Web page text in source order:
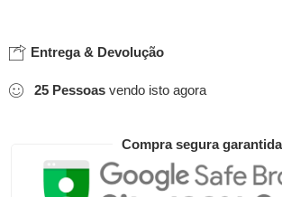
Entrega & Devolução
25 Pessoas vendo isto agora
Compra segura garantida